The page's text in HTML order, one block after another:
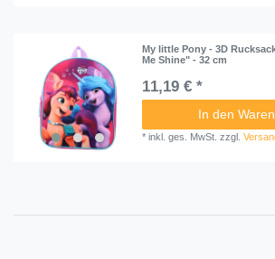
My little Pony - 3D
Me Shine" - 32 cm
11,19 € *
In den
*inkl. ges. MwSt. zzgl.